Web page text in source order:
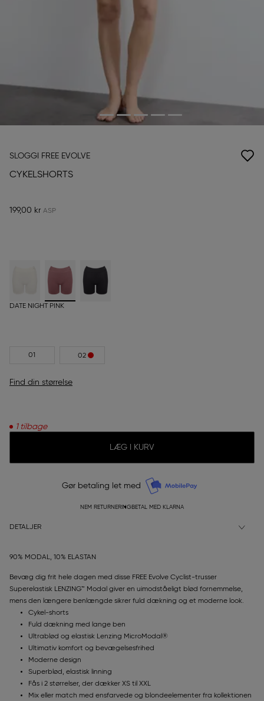
SLOGGI FREE EVOLVE
CYKELSHORTS
199,00 kr
DATE NIGHT PINK
01 02
Find din størrelse
1 tilbage
LÆG I KURV
Gør betaling let med
NEM RETURNERINGBETAL MED KLARNA
DETALJER
90% MODAL, 10% ELASTAN
Bevæg dig frit hele dagen med disse FREE Evolve Cyclist-trusser
Superelastisk LENZING™ Modal giver en uimodståeligt blød fornemmelse,
mens den længere benlængde sikrer fuld dækning og et moderne look.
Cykel-shorts
Fuld dækning med lange ben
Ultrablød og elastisk Lenzing MicroModal®
Ultimativ komfort og bevægelsesfrihed
Moderne design
Superblød, elastisk linning
Fås i 2 størrelser, der dækker XS til XXL
Mix eller match med ensfarvede og blondeelementer fra kollektionen